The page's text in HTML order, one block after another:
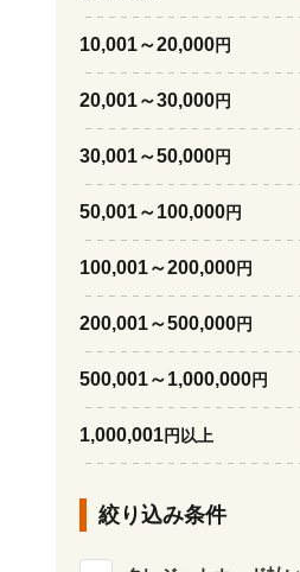
10,001～20,000円
20,001～30,000円
30,001～50,000円
50,001～100,000円
100,001～200,000円
200,001～500,000円
500,001～1,000,000円
1,000,001円以上
絞り込み条件